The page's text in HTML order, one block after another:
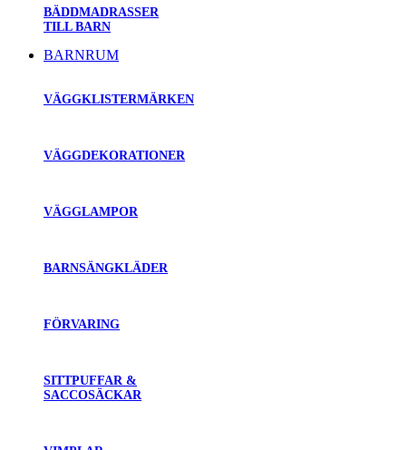
BÄDDMADRASSER
TILL BARN
BARNRUM
VÄGGKLISTERMÄRKEN
VÄGGDEKORATIONER
VÄGGLAMPOR
BARNSÄNGKLÄDER
FÖRVARING
SITTPUFFAR &
SACCOSÄCKAR